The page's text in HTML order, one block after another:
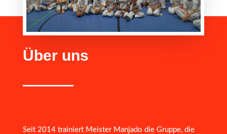
Über uns
Seit 2014 trainiert Meister Manjado die Gruppe, die